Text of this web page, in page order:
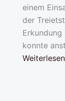
einem
der
konnte
Weiterlesen